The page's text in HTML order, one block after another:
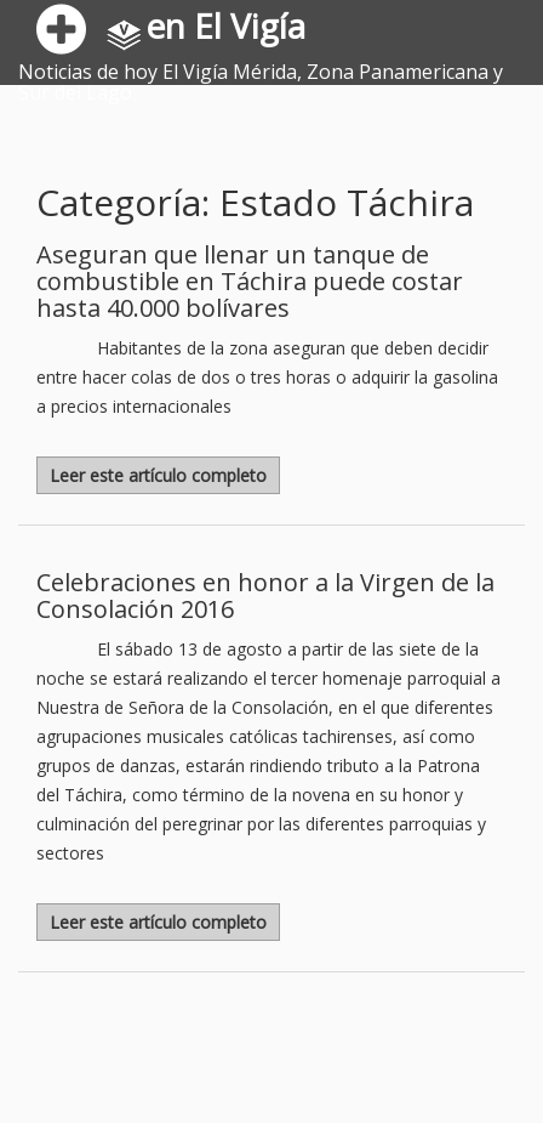
en El Vigía
Noticias de hoy El Vigía Mérida, Zona Panamericana y
Sur del Lago.
Categoría: Estado Táchira
Aseguran que llenar un tanque de
combustible en Táchira puede costar
hasta 40.000 bolívares
Habitantes de la zona aseguran que deben decidir
entre hacer colas de dos o tres horas o adquirir la gasolina
a precios internacionales
Leer este artículo completo
Celebraciones en honor a la Virgen de la
Consolación 2016
El sábado 13 de agosto a partir de las siete de la
noche se estará realizando el tercer homenaje parroquial a
Nuestra de Señora de la Consolación, en el que diferentes
agrupaciones musicales católicas tachirenses, así como
grupos de danzas, estarán rindiendo tributo a la Patrona
del Táchira, como término de la novena en su honor y
culminación del peregrinar por las diferentes parroquias y
sectores
Leer este artículo completo